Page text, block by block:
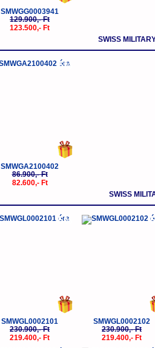
SMWGG0003941
129.900,- Ft
123.500,- Ft
SWISS
-5%
SMWGA2100402
86.900,- Ft
82.600,- Ft
SWISS
-5%
SMWGL0002101
230.900,- Ft
219.400,- Ft
-
SMWGL0002102
230.900,- Ft
219.400,- Ft